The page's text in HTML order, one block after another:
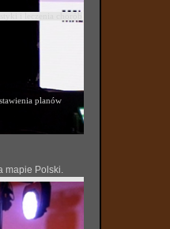
mapie Polski.
planów